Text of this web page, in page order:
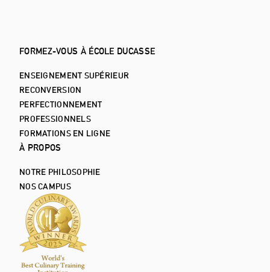
FORMEZ-VOUS À ÉCOLE DUCASSE
ENSEIGNEMENT SUPÉRIEUR
RECONVERSION
PERFECTIONNEMENT
PROFESSIONNELS
FORMATIONS EN LIGNE
À PROPOS
NOTRE PHILOSOPHIE
NOS CAMPUS